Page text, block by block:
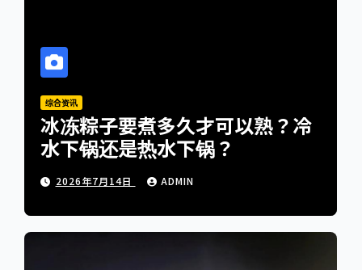
综合资讯
冰冻粽子要煮多久才可以熟？冷
水下锅还是热水下锅？
2026年7月14日 ADMIN